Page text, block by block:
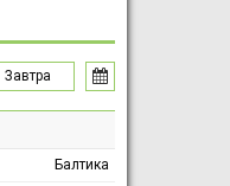
Завтра
Балтика